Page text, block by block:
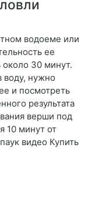
водоеме или
ее
около 30 минут.
воду, нужно
и посмотреть
результата
верши под
10 минут от
видео Купить